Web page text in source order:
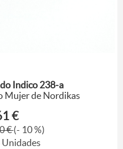
Indico 238-a
Mujer de Nordikas
€
€(- 10 %)